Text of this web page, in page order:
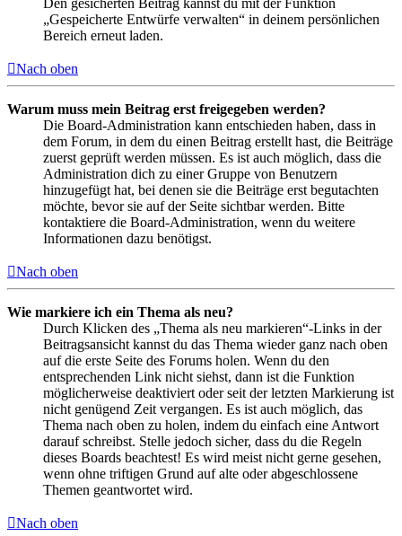
„Gespeicherte Entwürfe verwalten“ in deinem persönlichen
Bereich erneut laden.
Nach oben
Warum muss mein Beitrag erst freigegeben werden?
Die Board-Administration kann entschieden haben, dass in
dem Forum, in dem du einen Beitrag erstellt hast, die Beiträge
zuerst geprüft werden müssen. Es ist auch möglich, dass die
Administration dich zu einer Gruppe von Benutzern
hinzugefügt hat, bei denen sie die Beiträge erst begutachten
möchte, bevor sie auf der Seite sichtbar werden. Bitte
kontaktiere die Board-Administration, wenn du weitere
Informationen dazu benötigst.
Nach oben
Wie markiere ich ein Thema als neu?
Durch Klicken des „Thema als neu markieren“-Links in der
Beitragsansicht kannst du das Thema wieder ganz nach oben
auf die erste Seite des Forums holen. Wenn du den
entsprechenden Link nicht siehst, dann ist die Funktion
möglicherweise deaktiviert oder seit der letzten Markierung ist
nicht genügend Zeit vergangen. Es ist auch möglich, das
Thema nach oben zu holen, indem du einfach eine Antwort
darauf schreibst. Stelle jedoch sicher, dass du die Regeln
dieses Boards beachtest! Es wird meist nicht gerne gesehen,
wenn ohne triftigen Grund auf alte oder abgeschlossene
Themen geantwortet wird.
Nach oben